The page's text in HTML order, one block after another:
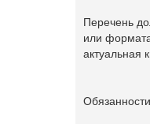
Перечень
или
актуальная